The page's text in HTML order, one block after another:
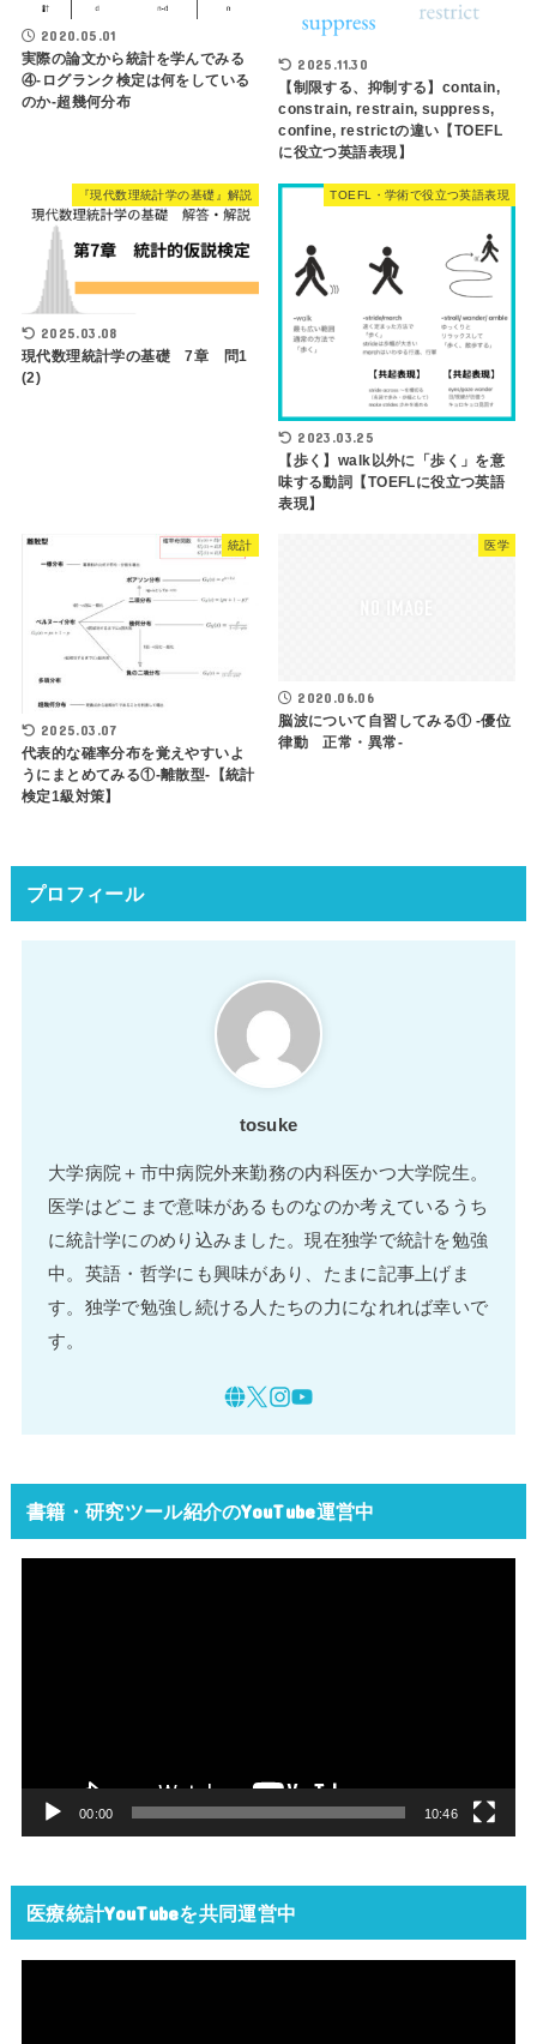
2020.05.01
実際の論文から統計を学んでみる
④-ログランク検定は何をしている
のか-超幾何分布
2025.11.30
【制限する、抑制する】contain,
constrain, restrain, suppress,
confine, restrictの違い【TOEFL
に役立つ英語表現】
『現代数理統計学の基礎』解説
2025.03.08
現代数理統計学の基礎 7章 問1
(2)
TOEFL・学術で役立つ英語表現
2023.03.25
【歩く】walk以外に「歩く」を意
味する動詞【TOEFLに役立つ英語
表現】
統計
2025.03.07
代表的な確率分布を覚えやすいよ
うにまとめてみる①-離散型-【統計
検定1級対策】
医学
2020.06.06
脳波について自習してみる① -優位
律動 正常・異常-
プロフィール
tosuke
大学病院＋市中病院外来勤務の内科医かつ大学院生。
医学はどこまで意味があるものなのか考えているうち
に統計学にのめり込みました。現在独学で統計を勉強
中。英語・哲学にも興味があり、たまに記事上げま
す。独学で勉強し続ける人たちの力になれれば幸いで
す。
書籍・研究ツール紹介のYouTube運営中
00:00 10:46
医療統計YouTubeを共同運営中